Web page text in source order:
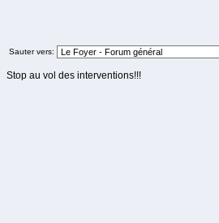
Sauter vers:
Stop au vol des interventions!!!